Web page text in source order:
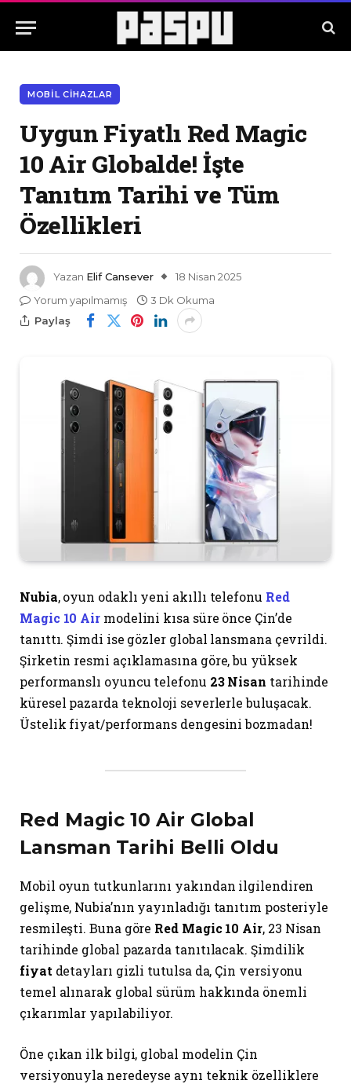
MOBIL CIHAZLAR
Uygun Fiyatlı Red Magic
10 Air Globalde! İşte
Tanıtım Tarihi ve Tüm
Özellikleri
Yazan Elif Cansever
18 Nisan 2025
Yorum yapılmamış
3 Dk Okuma
Paylaş
Nubia, oyun odaklı yeni akıllı telefonu Red
Magic 10 Air modelini kısa süre önce Çin’de
tanıttı. Şimdi ise gözler global lansmana çevrildi.
Şirketin resmi açıklamasına göre, bu yüksek
performanslı oyuncu telefonu 23 Nisan tarihinde
küresel pazarda teknoloji severlerle buluşacak.
Üstelik fiyat/performans dengesini bozmadan!
Red Magic 10 Air Global
Lansman Tarihi Belli Oldu
Mobil oyun tutkunlarını yakından ilgilendiren
gelişme, Nubia’nın yayınladığı tanıtım posteriyle
resmileşti. Buna göre Red Magic 10 Air, 23 Nisan
tarihinde global pazarda tanıtılacak. Şimdilik
fiyatdetayları gizli tutulsa da, Çin versiyonu
temel alınarak global sürüm hakkında önemli
çıkarımlar yapılabiliyor.
Öne çıkan ilk bilgi, global modelin Çin
versiyonuyla neredeyse aynı teknik özelliklere